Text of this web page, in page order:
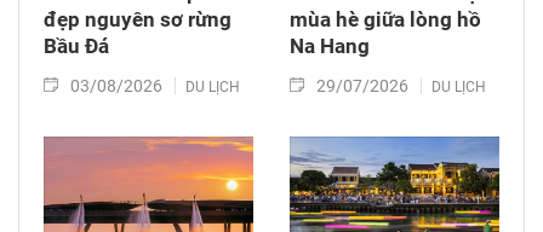
đẹp nguyên sơ rừng
Bầu Đá
03/08/2026 DU LỊCH
mùa hè giữa lòng hồ
Na Hang
29/07/2026 DU LỊCH